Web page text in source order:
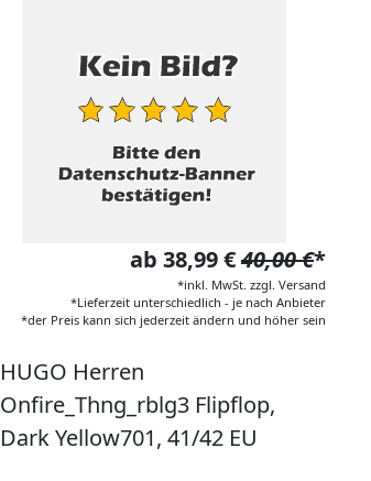
ab 38,99 €40,00 €*
*inkl. MwSt. zzgl. Versand
*Lieferzeit unterschiedlich - je nach Anbieter
*der Preis kann sich jederzeit ändern und höher sein
HUGO Herren
Onfire_Thng_rblg3 Flipflop,
Dark Yellow701, 41/42 EU